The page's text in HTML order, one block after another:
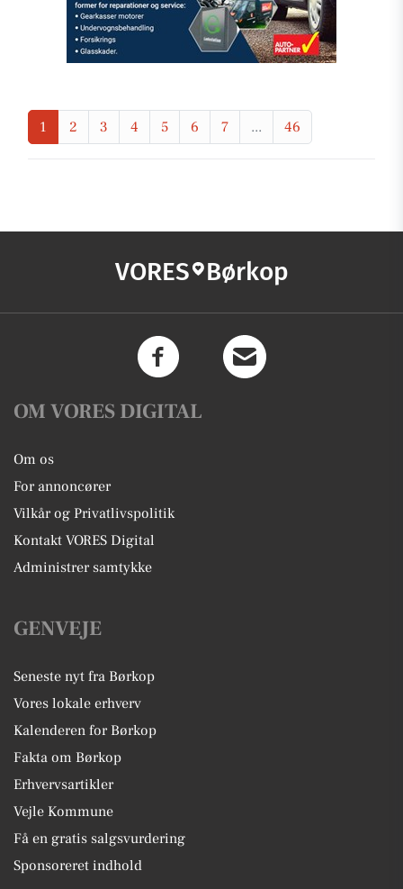
1 2 3 4 5 6 7 ... 46
VORES Børkop
OM VORES DIGITAL
Om os
For annoncører
Vilkår og Privatlivspolitik
Kontakt VORES Digital
Administrer samtykke
GENVEJE
Seneste nyt fra Børkop
Vores lokale erhverv
Kalenderen for Børkop
Fakta om Børkop
Erhvervsartikler
Vejle Kommune
Få en gratis salgsvurdering
Sponsoreret indhold